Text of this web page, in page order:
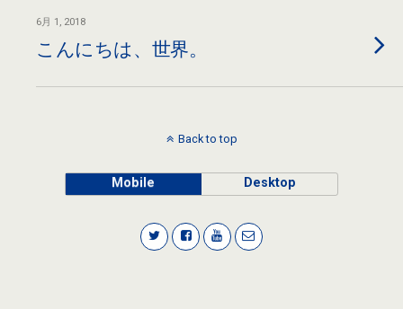
6月 1, 2018
こんにちは、世界。
Back to top
Mobile Desktop